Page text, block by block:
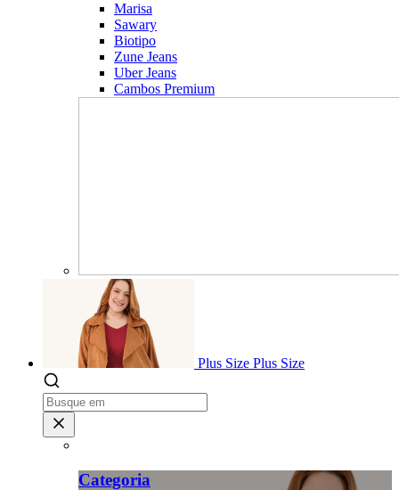
Marisa
Sawary
Biotipo
Zune Jeans
Uber Jeans
Cambos Premium
Plus Size Plus Size
Categoria